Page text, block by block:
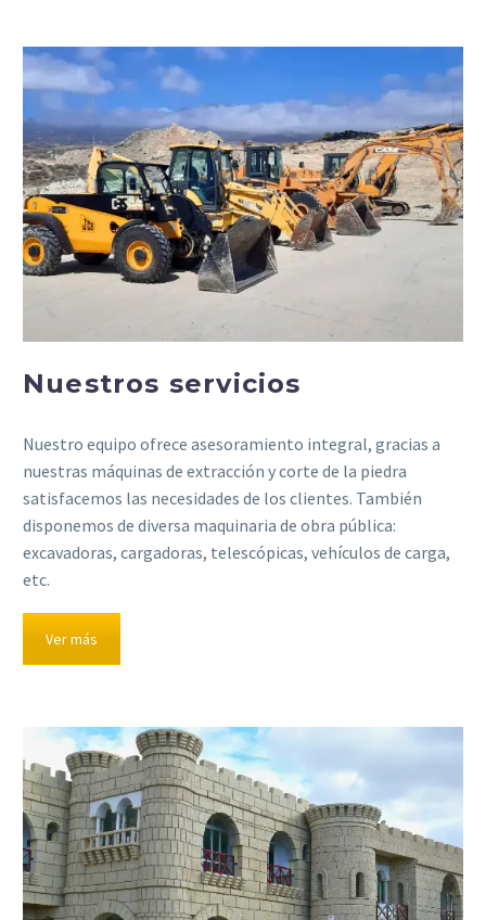
Nuestros servicios
Nuestro equipo ofrece asesoramiento integral, gracias a
nuestras máquinas de extracción y corte de la piedra
satisfacemos las necesidades de los clientes. También
disponemos de diversa maquinaria de obra pública:
excavadoras, cargadoras, telescópicas, vehículos de carga,
etc.
Ver más